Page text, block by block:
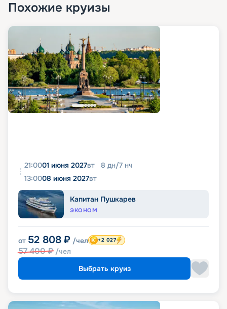
Похожие круизы
21:0001 июня 2027вт 8 дн/7 нч
13:0008 июня 2027вт
Капитан Пушкарев
ЭКОНОМ
от 52 808 ₽ /чел
57 400₽ /чел
+2 027
Выбрать круиз